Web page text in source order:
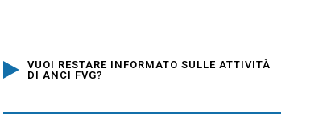
VUOI RESTARE INFORMATO SULLE ATTIVITÀ
DI ANCI FVG?